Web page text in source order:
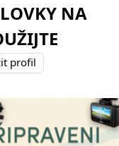
NA
profil